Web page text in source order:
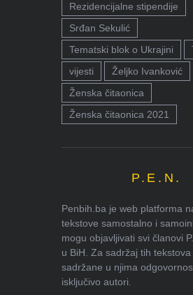
Rezidencijalne stipendije
Srđan Sekulić
Tematski blok o Ukrajini
vijesti
Željko Ivanković
Ženska čitaonica
Ženska čitaonica 2021
P.E.N.
Penbih.ba je web platforma
tekstove samostalno i
mogu objavljivati svi članovi
u BiH. Za sadržaj tih
sadržane u njima
isključivo autori.